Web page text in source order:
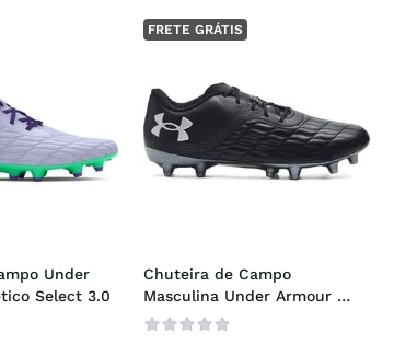
Under
Select 3.0
FRETE GRÁTIS
Chuteira de Campo
Masculina Under Armour
Clone Magnetico 3.0